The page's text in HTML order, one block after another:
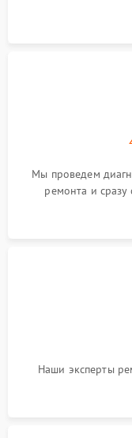
Мы проведем
ремонта и
Наши эксперты